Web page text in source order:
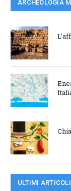
ARCHEOLOGIA
ULTIMI ARTICOLI